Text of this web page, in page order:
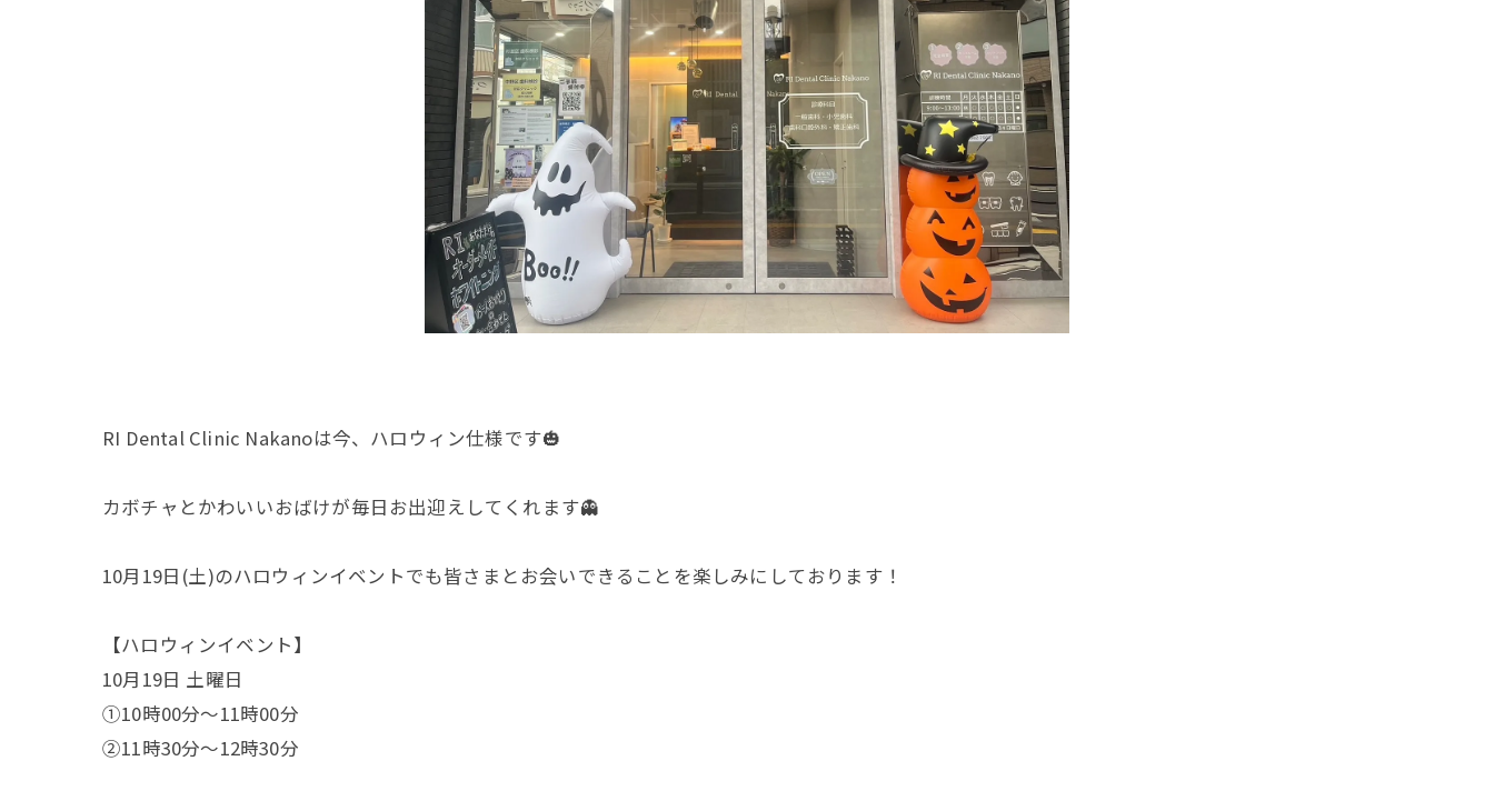
RI Dental Clinic Nakanoは今、ハロウィン仕様です🎃
カボチャとかわいいおばけが毎日お出迎えしてくれます👻
10月19日(土)のハロウィンイベントでも皆さまとお会いできることを楽しみにしております！
【ハロウィンイベント】
10月19日 土曜日
①10時00分〜11時00分
②11時30分〜12時30分